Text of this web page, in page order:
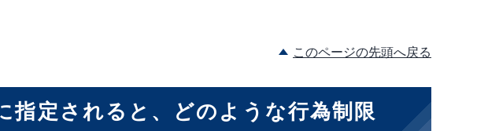
このページの先頭へ戻る
指定されると、どのような行為制限